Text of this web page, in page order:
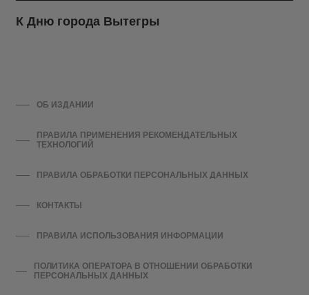
К Дню города Вытегры
ОБ ИЗДАНИИ
ПРАВИЛА ПРИМЕНЕНИЯ РЕКОМЕНДАТЕЛЬНЫХ
ТЕХНОЛОГИЙ
ПРАВИЛА ОБРАБОТКИ ПЕРСОНАЛЬНЫХ ДАННЫХ
КОНТАКТЫ
ПРАВИЛА ИСПОЛЬЗОВАНИЯ ИНФОРМАЦИИ
ПОЛИТИКА ОПЕРАТОРА В ОТНОШЕНИИ ОБРАБОТКИ
ПЕРСОНАЛЬНЫХ ДАННЫХ